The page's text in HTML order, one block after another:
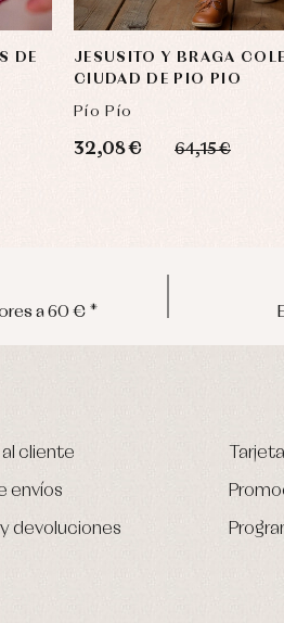
DE
JESUSITO Y BRAGA
CIUDAD DE PIO PIO
Pío Pío
32,08 € 64,15 €
a 60 € *
cliente
envíos
devoluciones